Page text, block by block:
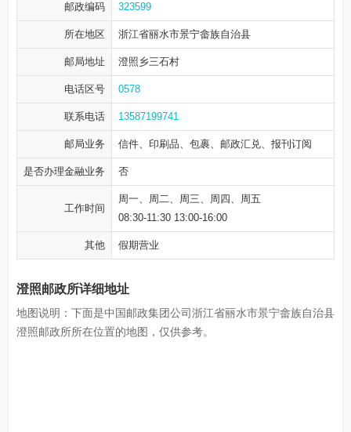
邮政编码 323599
所在地区 浙江省丽水市景宁畲族自治县
邮局地址 澄照乡三石村
电话区号 0578
联系电话 13587199741
邮局业务 信件、印刷品、包裹、邮政汇兑、报刊订阅
是否办理金融业务 否
工作时间
周一、周二、周三、周四、周五
08:30-11:30 13:00-16:00
其他 假期营业
澄照邮政所详细地址
地图说明：下面是中国邮政集团公司浙江省丽水市景宁畲族自治县
澄照邮政所所在位置的地图，仅供参考。